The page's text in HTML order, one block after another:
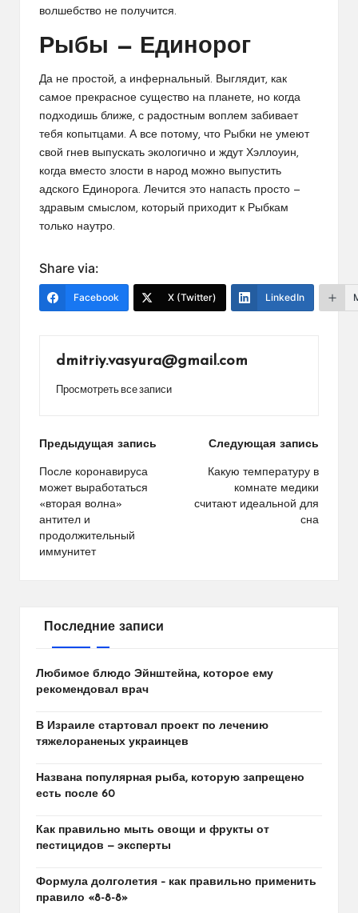
волшебство не получится.
Рыбы — Единорог
Да не простой, а инфернальный. Выглядит, как
самое прекрасное существо на планете, но когда
подходишь ближе, с радостным воплем забивает
тебя копытцами. А все потому, что Рыбки не умеют
свой гнев выпускать экологично и ждут Хэллоуин,
когда вместо злости в народ можно выпустить
адского Единорога. Лечится это напасть просто —
здравым смыслом, который приходит к Рыбкам
только наутро.
Share via:
Facebook X (Twitter) LinkedIn
dmitriy.vasyura@gmail.com
Просмотреть все записи
Навигация
по
записям
Предыдущая запись
После коронавируса
может выработаться
«вторая волна»
антител и
продолжительный
иммунитет
Следующая запись
Какую температуру в
комнате медики
считают идеальной для
сна
Последние записи
Любимое блюдо Эйнштейна, которое ему
рекомендовал врач
В Израиле стартовал проект по лечению
тяжелораненых украинцев
Названа популярная рыба, которую запрещено
есть после 60
Как правильно мыть овощи и фрукты от
пестицидов — эксперты
Формула долголетия – как правильно применить
правило «8-8-8»